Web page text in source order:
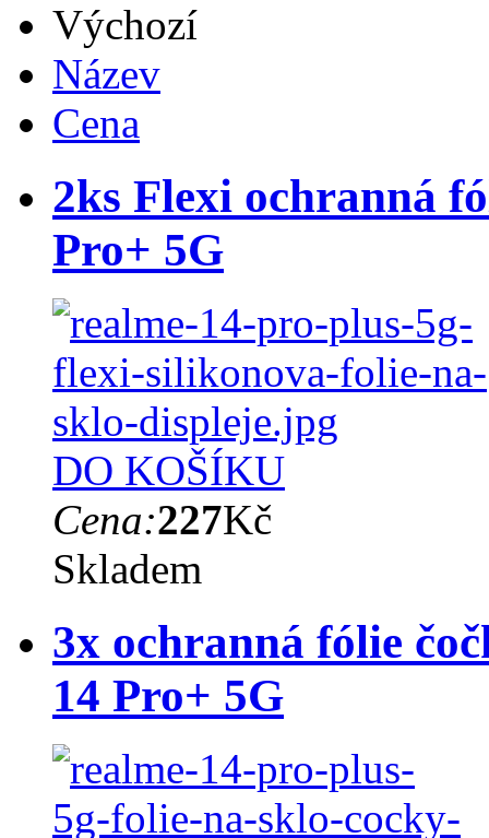
Výchozí
Název
Cena
2ks Flexi ochranná
Pro+ 5G
DO KOŠÍKU
Cena:227Kč
Skladem
3x ochranná fólie
14 Pro+ 5G